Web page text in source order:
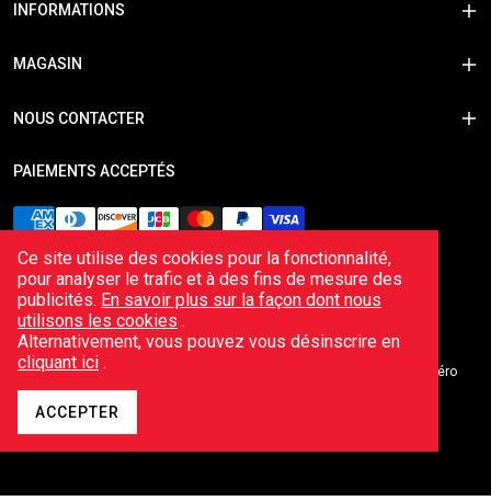
INFORMATIONS
MAGASIN
NOUS CONTACTER
PAIEMENTS ACCEPTÉS
© 2026 Echappements Cobra Sports – Enregistré en France avec numéro
d'entreprise 498478304 et numéro de TVA intracommunautaire
FR86498478304.
Ce site utilise des cookies pour la fonctionnalité,
pour analyser le trafic et à des fins de mesure des
publicités. En savoir plus sur la façon dont nous
utilisons les cookies .
Alternativement, vous pouvez vous désinscrire en
cliquant ici .
ACCEPTER